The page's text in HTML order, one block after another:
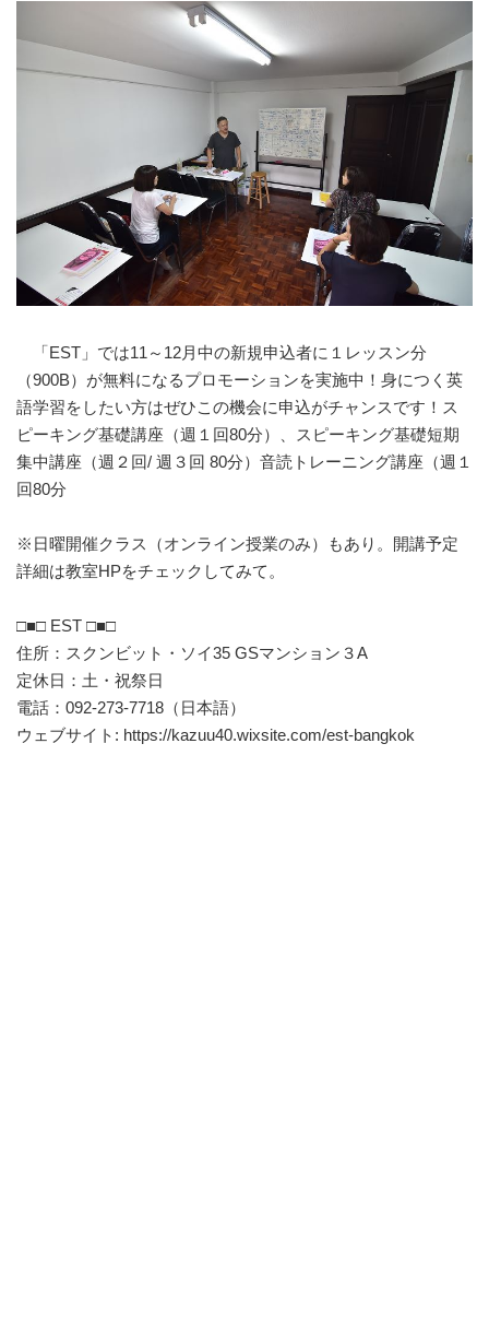
「EST」では11～12月中の新規申込者に１レッスン分
（900B）が無料になるプロモーションを実施中！身につく英
語学習をしたい方はぜひこの機会に申込がチャンスです！ス
ピーキング基礎講座（週１回80分）、スピーキング基礎短期
集中講座（週２回/ 週３回 80分）音読トレーニング講座（週１
回80分
※日曜開催クラス（オンライン授業のみ）もあり。開講予定
詳細は教室HPをチェックしてみて。
□■□ EST □■□
住所：スクンビット・ソイ35 GSマンション３A
定休日：土・祝祭日
電話：092-273-7718（日本語）
ウェブサイト: https://kazuu40.wixsite.com/est-bangkok